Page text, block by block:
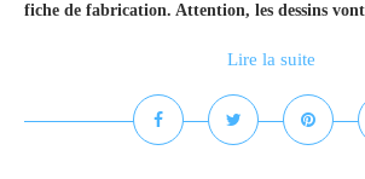
fiche de fabrication. Attention, les dessins
Lire la suite